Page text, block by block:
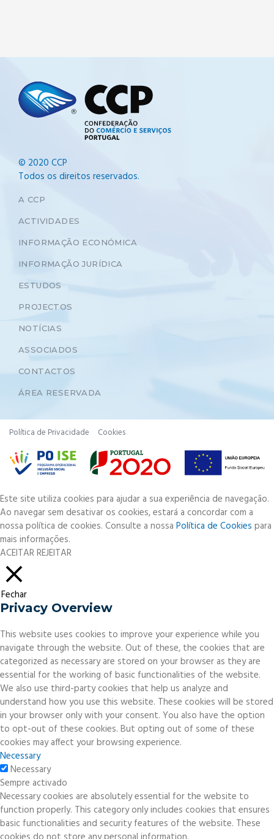
© 2020 CCP
Todos os direitos reservados.
A CCP
ACTIVIDADES
INFORMAÇÃO ECONÓMICA
INFORMAÇÃO JURÍDICA
ESTUDOS
PROJECTOS
NOTÍCIAS
ASSOCIADOS
CONTACTOS
ÁREA RESERVADA
Política de Privacidade Cookies
Este site utiliza cookies para ajudar a sua experiência de navegação.
Ao navegar sem desativar os cookies, estará a concordar com a
nossa política de cookies. Consulte a nossa Política de Cookies para
mais informações.
ACEITARREJEITAR
Fechar
Privacy Overview
This website uses cookies to improve your experience while you
navigate through the website. Out of these, the cookies that are
categorized as necessary are stored on your browser as they are
essential for the working of basic functionalities of the website.
We also use third-party cookies that help us analyze and
understand how you use this website. These cookies will be stored
in your browser only with your consent. You also have the option
to opt-out of these cookies. But opting out of some of these
cookies may affect your browsing experience.
Necessary
Necessary
Sempre activado
Necessary cookies are absolutely essential for the website to
function properly. This category only includes cookies that ensures
basic functionalities and security features of the website. These